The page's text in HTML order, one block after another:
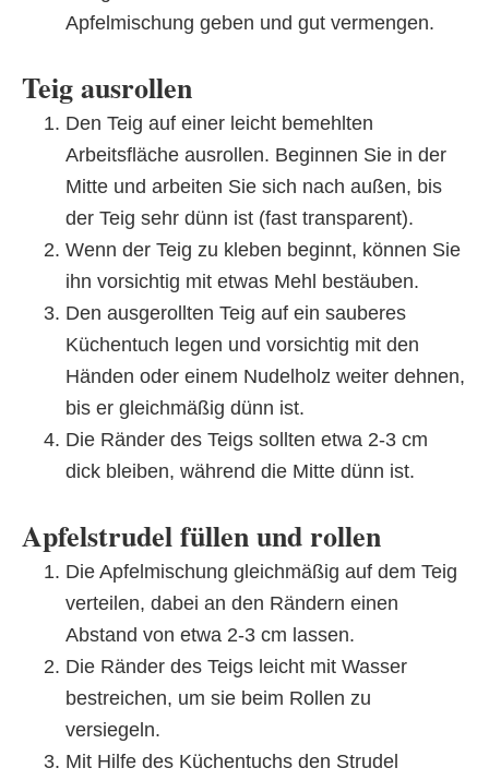
Apfelmischung geben und gut vermengen.
Teig ausrollen
Den Teig auf einer leicht bemehlten
Arbeitsfläche ausrollen. Beginnen Sie in der
Mitte und arbeiten Sie sich nach außen, bis
der Teig sehr dünn ist (fast transparent).
Wenn der Teig zu kleben beginnt, können Sie
ihn vorsichtig mit etwas Mehl bestäuben.
Den ausgerollten Teig auf ein sauberes
Küchentuch legen und vorsichtig mit den
Händen oder einem Nudelholz weiter dehnen,
bis er gleichmäßig dünn ist.
Die Ränder des Teigs sollten etwa 2-3 cm
dick bleiben, während die Mitte dünn ist.
Apfelstrudel füllen und rollen
Die Apfelmischung gleichmäßig auf dem Teig
verteilen, dabei an den Rändern einen
Abstand von etwa 2-3 cm lassen.
Die Ränder des Teigs leicht mit Wasser
bestreichen, um sie beim Rollen zu
versiegeln.
Mit Hilfe des Küchentuchs den Strudel